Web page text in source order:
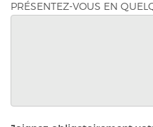
PRÉSENTEZ-VOUS EN